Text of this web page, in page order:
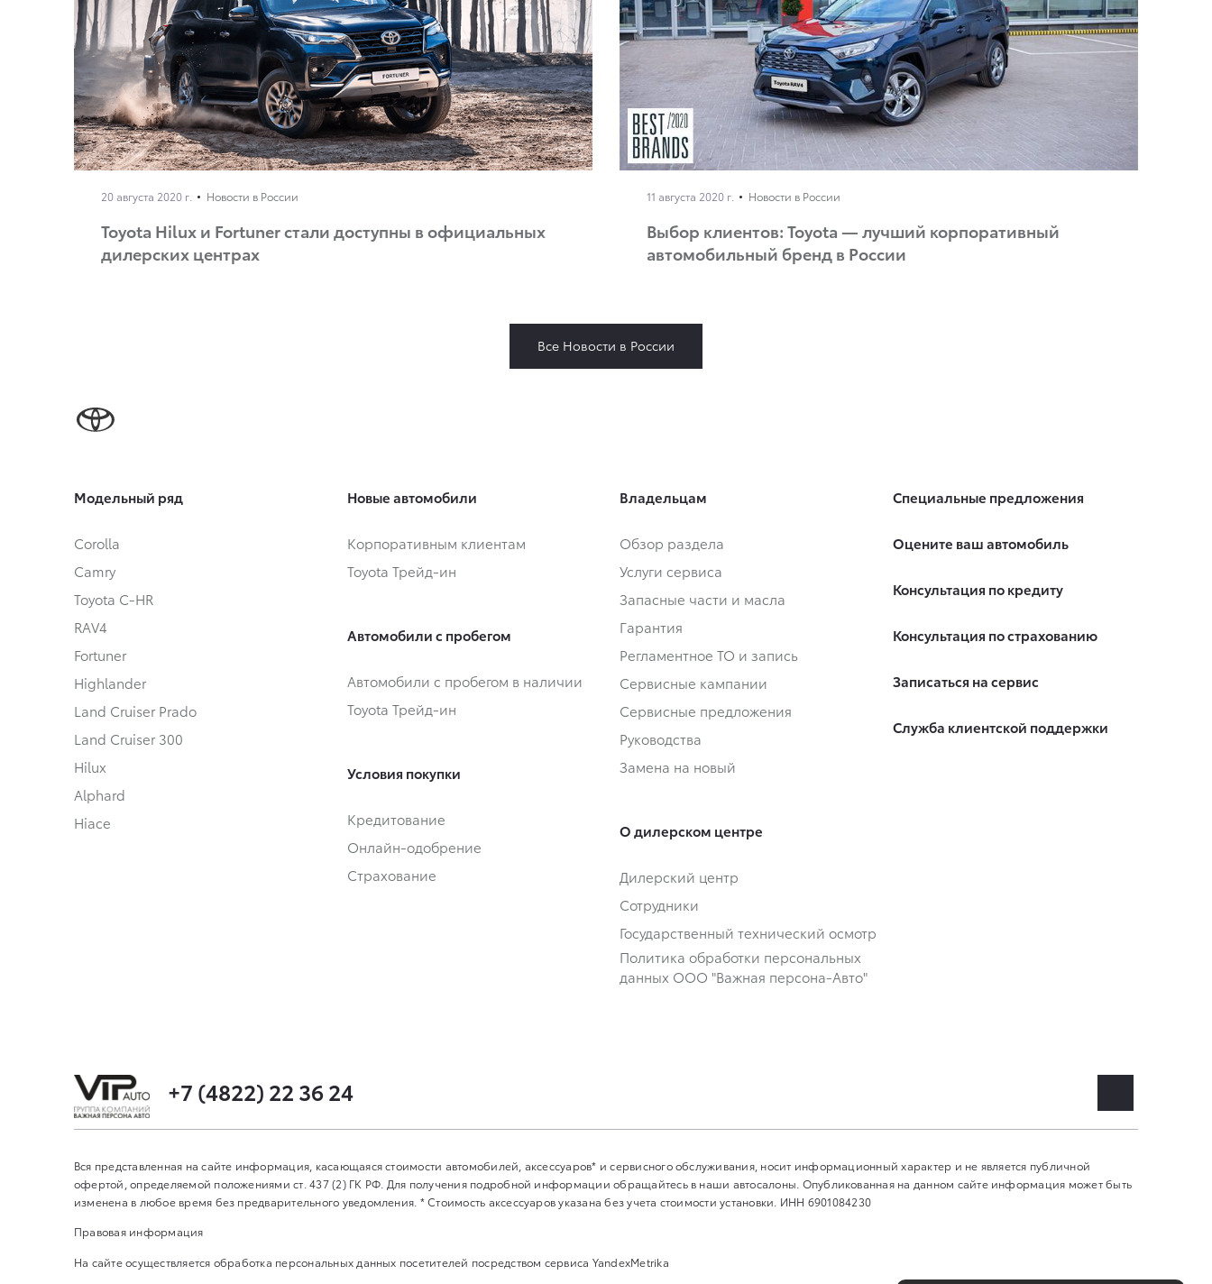
20 августа 2020 г. Новости в России
Toyota Hilux и Fortuner стали доступны в официальных
дилерских центрах
11 августа 2020 г. Новости в России
Выбор клиентов: Toyota — лучший корпоративный
автомобильный бренд в России
Все Новости в России
Модельный ряд
Corolla
Camry
Toyota C-HR
RAV4
Fortuner
Highlander
Land Cruiser Prado
Land Cruiser 300
Hilux
Alphard
Hiace
Новые автомобили
Корпоративным клиентам
Toyota Трейд-ин
Автомобили с пробегом
Автомобили с пробегом в наличии
Toyota Трейд-ин
Условия покупки
Кредитование
Онлайн-одобрение
Страхование
Владельцам
Обзор раздела
Услуги сервиса
Запасные части и масла
Гарантия
Регламентное ТО и запись
Сервисные кампании
Сервисные предложения
Руководства
Замена на новый
О дилерском центре
Дилерский центр
Сотрудники
Государственный технический осмотр
Политика обработки персональных
данных ООО "Важная персона-Авто"
Специальные предложения
Оцените ваш автомобиль
Консультация по кредиту
Консультация по страхованию
Записаться на сервис
Служба клиентской поддержки
+7 (4822) 22 36 24
Вся представленная на сайте информация, касающаяся стоимости автомобилей, аксессуаров* и сервисного обслуживания, носит информационный характер и не является публичной
офертой, определяемой положениями ст. 437 (2) ГК РФ. Для получения подробной информации обращайтесь в наши автосалоны. Опубликованная на данном сайте информация может быть
изменена в любое время без предварительного уведомления. * Стоимость аксессуаров указана без учета стоимости установки. ИНН 6901084230
Правовая информация
На сайте осуществляется обработка персональных данных посетителей посредством сервиса YandexMetrika